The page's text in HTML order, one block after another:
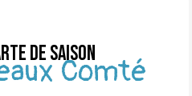
de saisonComté